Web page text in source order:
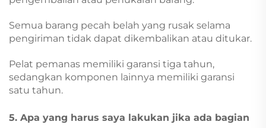
Semua barang pecah belah yang rusak selama
pengiriman tidak dapat dikembalikan atau ditukar.
Pelat pemanas memiliki garansi tiga tahun,
sedangkan komponen lainnya memiliki garansi
satu tahun.
5. Apa yang harus saya lakukan jika ada bagian